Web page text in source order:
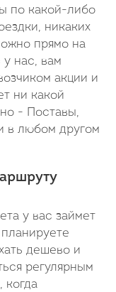
по какой-либо
никаких
прямо на
у нас, вам
акции и
ни какой
- Поставы,
в любом другом
у вас займет
дешево и
регулярным
когда